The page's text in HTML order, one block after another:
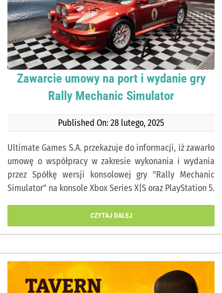
Zawarcie umowy na port i wydanie gry
Rally Mechanic Simulator
Published On: 28 lutego, 2025
Ultimate Games S.A. przekazuje do informacji, iż zawarło
umowę o współpracy w zakresie wykonania i wydania
przez Spółkę wersji konsolowej gry "Rally Mechanic
Simulator" na konsole Xbox Series X|S oraz PlayStation 5.
CZYTAJ DALEJ